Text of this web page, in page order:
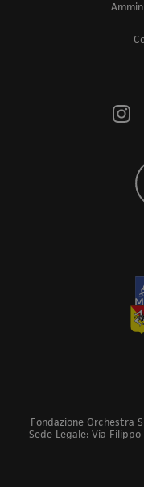
Fondazione Orchestra
Sede Legale: Via